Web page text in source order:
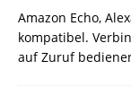
Amazon Echo,
kompatibel.
auf Zuruf